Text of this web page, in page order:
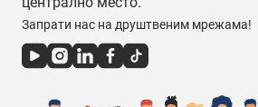
Запрати нас на друштвеним мрежама!